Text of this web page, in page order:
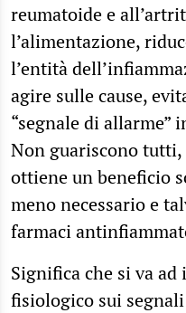
reumatoide e
l’alimentazione,
l’entità
agire sulle cause,
“segnale di allarme”
Non guariscono
ottiene un beneficio
meno necessario e
farmaci
Significa che si va
fisiologico sui